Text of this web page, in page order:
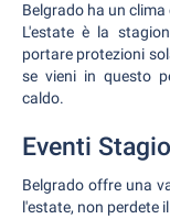
Belgrado ha un
L'estate è la
portare protezioni
se vieni in questo
caldo.
Eventi
Belgrado offre una
l'estate, non perdete